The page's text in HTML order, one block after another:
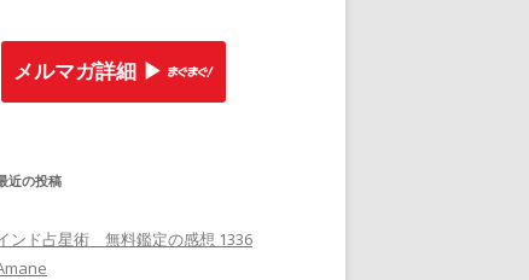
メルマガ詳細 ▶︎
近の投稿
ンド占星術 無料鑑定の感想 1336